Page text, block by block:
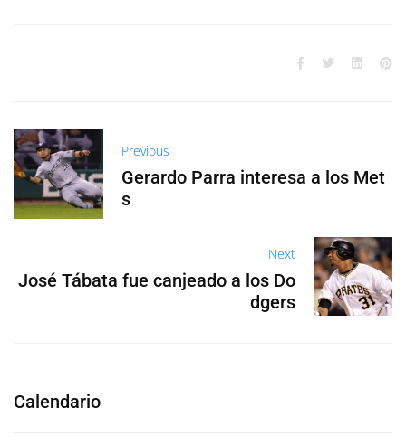
Previous
Gerardo Parra interesa a los Met
s
Next
José Tábata fue canjeado a los Do
dgers
Calendario